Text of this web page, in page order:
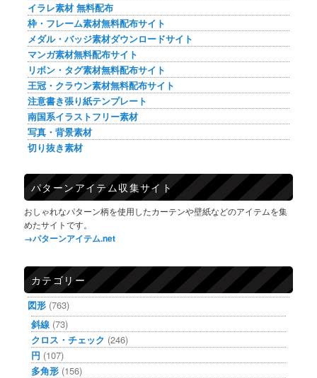
イラレ素材 無料配布
枠・フレーム素材無料配布サイト
メダル・バッジ素材ダウンロードサイト
マンガ素材無料配布サイト
リボン・タグ素材無料配布サイト
王冠・クラウン素材無料配布サイト
注意書き張り紙テンプレート
南国系イラストフリー素材
写真・背景素材
切り抜き素材
パターンアイテム収集サイト
おしゃれなパターン柄を使用したカーテンや壁紙などのアイテムを集
めたサイトです。
→パターンアイテム.net
カテゴリー
図形 (763)
斜線 (73)
クロス・チェック (246)
円 (107)
多角形 (156)